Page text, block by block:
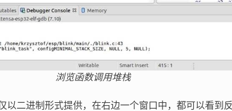
浏览函数调用堆栈
以二进制形式提供，在右边一个窗口中，都可以看到